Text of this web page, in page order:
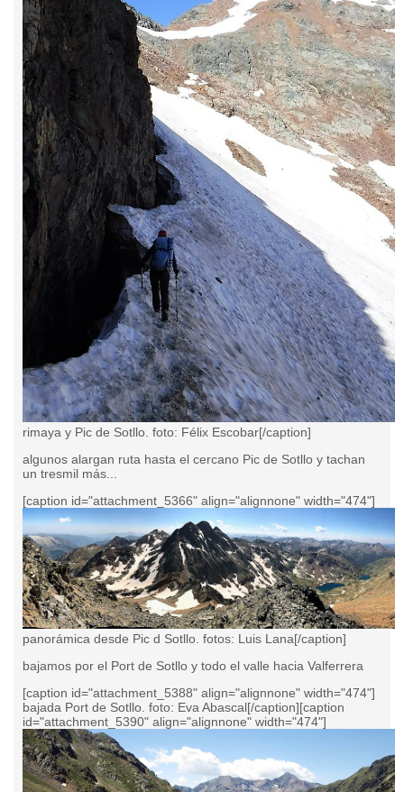
rimaya y Pic de Sotllo. foto: Félix Escobar[/caption]
algunos alargan ruta hasta el cercano Pic de Sotllo y tachan
un tresmil más...
[caption id="attachment_5366" align="alignnone" width="474"]
panorámica desde Pic d Sotllo. fotos: Luis Lana[/caption]
bajamos por el Port de Sotllo y todo el valle hacia Valferrera
[caption id="attachment_5388" align="alignnone" width="474"]
bajada Port de Sotllo. foto: Eva Abascal[/caption][caption
id="attachment_5390" align="alignnone" width="474"]